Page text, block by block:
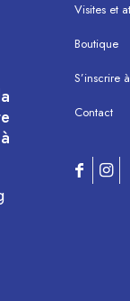
Visites et
Boutique
S’inscrire
Contact